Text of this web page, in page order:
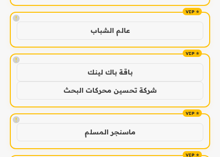
!
عالم الشباب
!
باقة باك لينك
شركة تحسين محركات البحث
!
ماسنجر المسلم